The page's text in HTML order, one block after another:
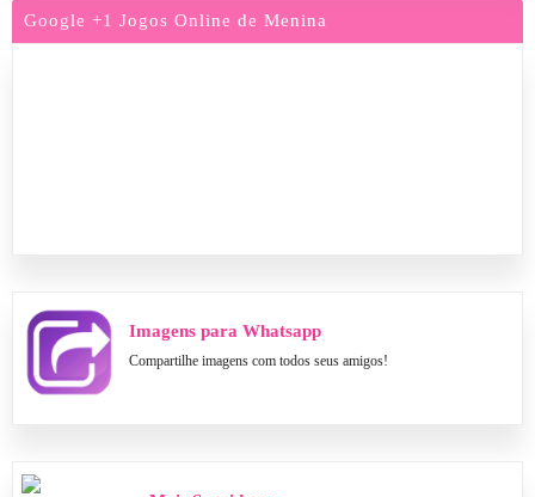
Google +1 Jogos Online de Menina
Imagens para Whatsapp
Compartilhe imagens com todos seus amigos!